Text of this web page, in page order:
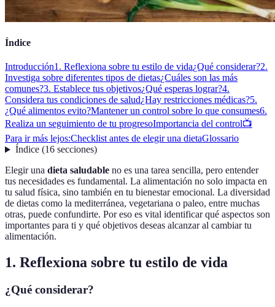
Índice
Introducción1. Reflexiona sobre tu estilo de vida¿Qué considerar?2.
Investiga sobre diferentes tipos de dietas¿Cuáles son las más
comunes?3. Establece tus objetivos¿Qué esperas lograr?4.
Considera tus condiciones de salud¿Hay restricciones médicas?5.
¿Qué alimentos evito?Mantener un control sobre lo que consumes6.
Realiza un seguimiento de tu progresoImportancia del control📺
Para ir más lejos:Checklist antes de elegir una dietaGlossario
Índice(16 secciones)
Elegir una dieta saludable no es una tarea sencilla, pero entender
tus necesidades es fundamental. La alimentación no solo impacta en
tu salud física, sino también en tu bienestar emocional. La diversidad
de dietas como la mediterránea, vegetariana o paleo, entre muchas
otras, puede confundirte. Por eso es vital identificar qué aspectos son
importantes para ti y qué objetivos deseas alcanzar al cambiar tu
alimentación.
1. Reflexiona sobre tu estilo de vida
¿Qué considerar?